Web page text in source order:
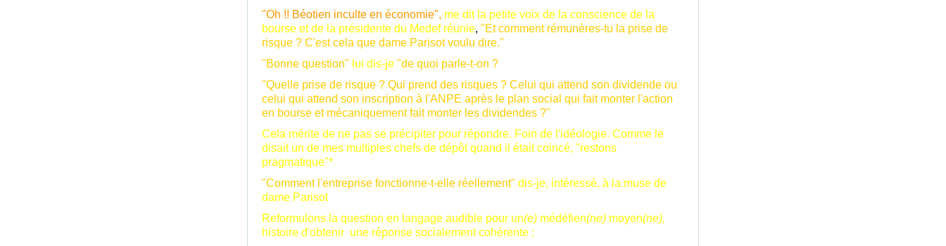
"Oh !! Béotien inculte en économie", me dit la petite voix de la conscience de la
bourse et de la présidente du Medef réunie, "Et comment rémunères-tu la prise de
risque ? C'est cela que dame Parisot voulu dire."
"Bonne question" lui dis-je "de quoi parle-t-on ?
"Quelle prise de risque ? Qui prend des risques ? Celui qui attend son dividende ou
celui qui attend son inscription à l'ANPE après le plan social qui fait monter l'action
en bourse et mécaniquement fait monter les dividendes ?"
Cela mérite de ne pas se précipiter pour répondre. Foin de l'idéologie. Comme le
disait un de mes multiples chefs de dépôt quand il était coincé, "restons
pragmatique"*
"Comment l'entreprise fonctionne-t-elle réellement" dis-je, intéressé, à la muse de
dame Parisot
Reformulons la question en langage audible pour un(e) médéfien(ne) moyen(ne),
histoire d'obtenir une réponse socialement cohérente :